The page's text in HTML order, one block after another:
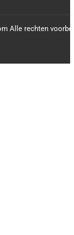
Alle rechten